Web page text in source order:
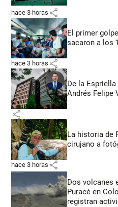
hace 3 horas share
El primer
sacaron a los
hace 3 horas share
De la
Andrés Felipe
share
La historia de
cirujano a
hace 3 horas share
Dos volcanes
Puracé en
registran